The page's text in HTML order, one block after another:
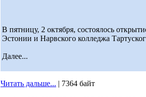
В пятницу, 2 октября, состоялось
Эстонии и Нарвского колледжа
Далее...
Читать дальше... | 7364 байт